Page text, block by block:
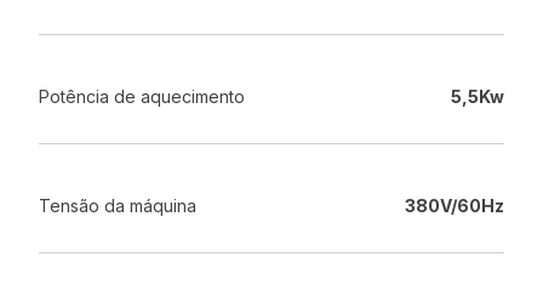
Potência de aquecimento 5,5Kw
Tensão da máquina 380V/60Hz